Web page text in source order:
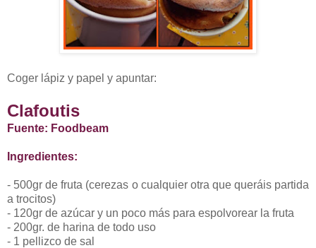
Coger lápiz y papel y apuntar:
Clafoutis
Fuente: Foodbeam
Ingredientes:
- 500gr de fruta (cerezas o cualquier otra que queráis partida
a trocitos)
- 120gr de azúcar y un poco más para espolvorear la fruta
- 200gr. de harina de todo uso
- 1 pellizco de sal